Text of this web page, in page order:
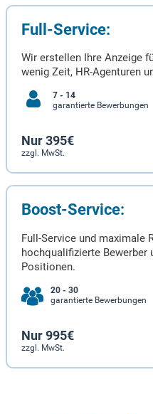
Full-Service:
Wir erstellen Ihre Anzeige
wenig Zeit, HR-Agenturen
7 - 14
garantierte Bewerbungen
Nur 395€
zzgl. MwSt.
Boost-Service:
Full-Service und maximale
hochqualifizierte Bewerber
Positionen.
20 - 30
garantierte Bewerbungen
Nur 995€
zzgl. MwSt.